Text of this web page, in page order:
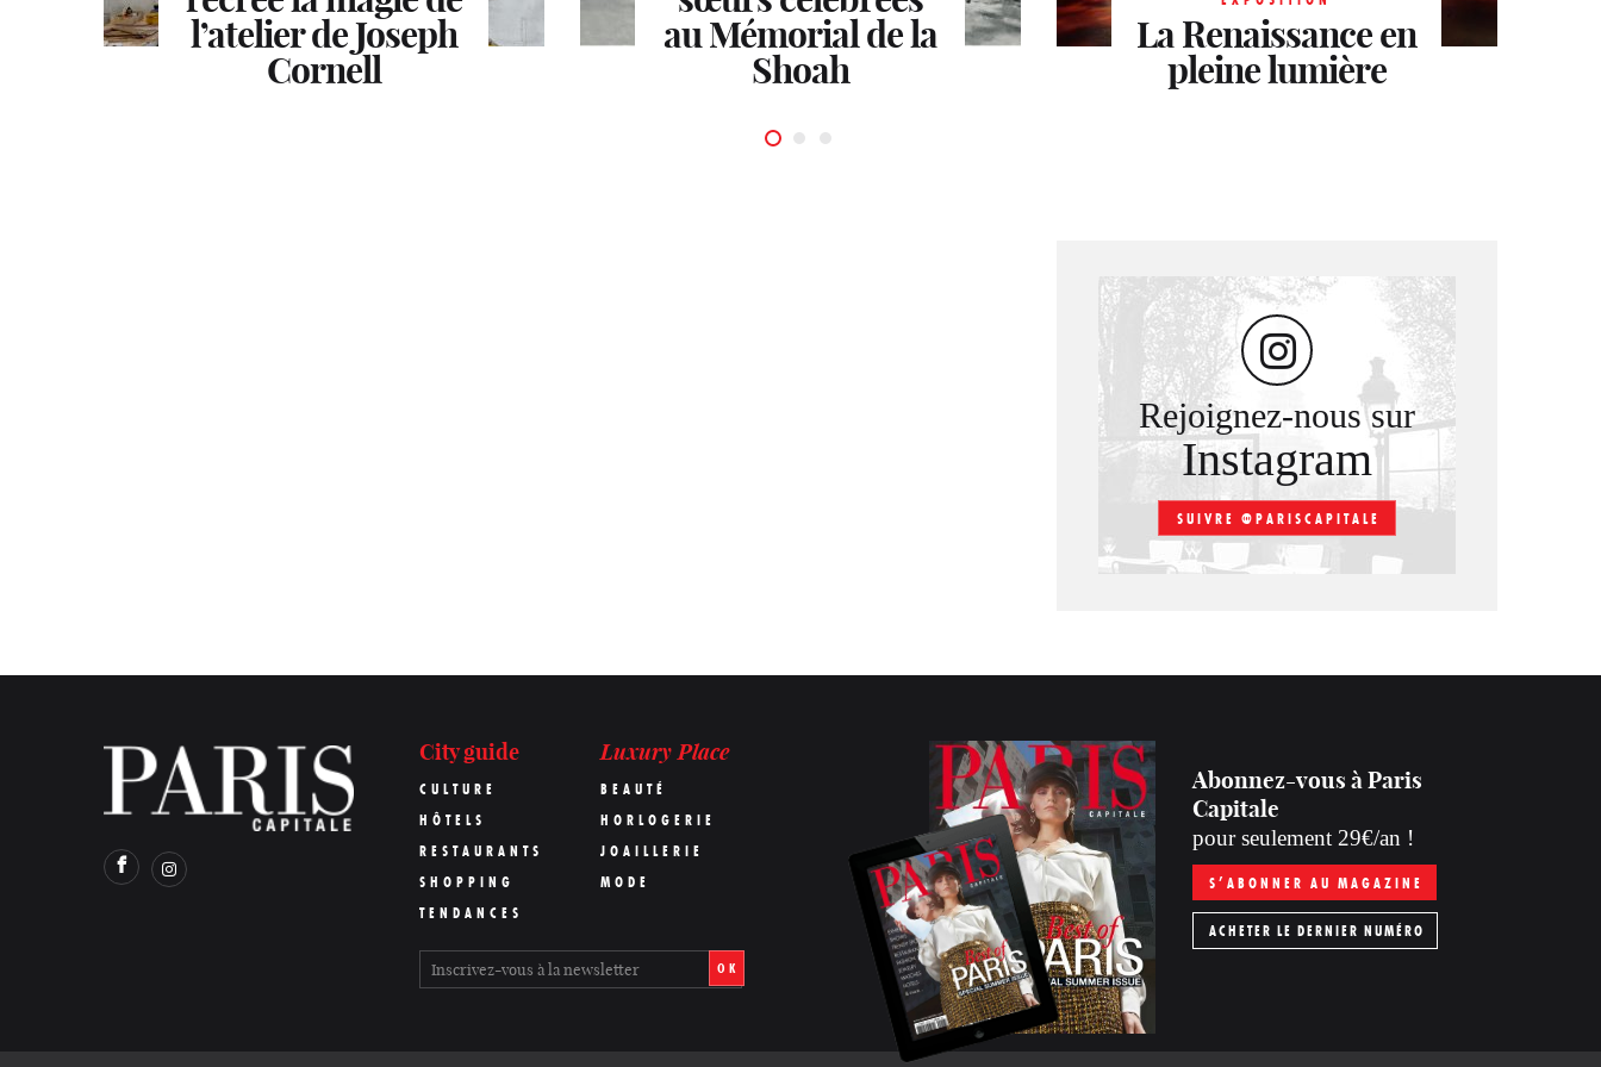
l’atelier de Joseph
Cornell
au Mémorial de la
Shoah
La Renaissance en
pleine lumière
s’exposent au
Mobilier National
Courbet à Annette
Messager
brésilien. Gaspar
Gasparian
Cartier en mode
performance
EXPOSITION
Marilyn forever
secrets des
Licornes
Rejoignez-nous sur
Instagram
SUIVRE @PARISCAPITALE
City guide
CULTURE
HÔTELS
RESTAURANTS
SHOPPING
TENDANCES
Luxury Place
BEAUTÉ
HORLOGERIE
JOAILLERIE
MODE
OK
Abonnez-vous à Paris
Capitale
pour seulement 29€/an !
S’ABONNER AU MAGAZINE
ACHETER LE DERNIER NUMÉRO